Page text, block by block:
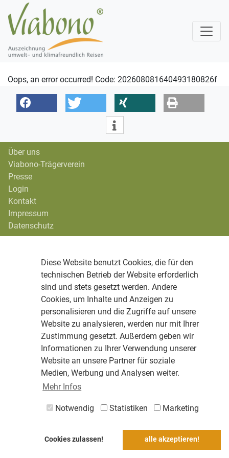
Diese Website benutzt Cookies, die für den
technischen Betrieb der Website erforderlich
sind und stets gesetzt werden. Andere
Cookies, um Inhalte und Anzeigen zu
personalisieren und die Zugriffe auf unsere
Website zu analysieren, werden nur mit Ihrer
Zustimmung gesetzt. Außerdem geben wir
Informationen zu Ihrer Verwendung unserer
Website an unsere Partner für soziale
Medien, Werbung und Analysen weiter.
Mehr Infos
Notwendig Statistiken Marketing
Cookies zulassen! alle akzeptieren!
Oops, an error occurred! Code: 202608081640493180826f
Über uns
Viabono-Trägerverein
Presse
Login
Kontakt
Impressum
Datenschutz